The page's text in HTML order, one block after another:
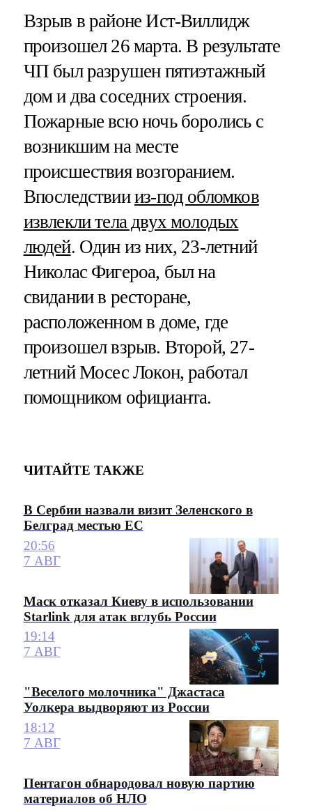
Взрыв в районе Ист-Виллидж
произошел 26 марта. В результате
ЧП был разрушен пятиэтажный
дом и два соседних строения.
Пожарные всю ночь боролись с
возникшим на месте
происшествия возгоранием.
Впоследствиииз-под обломков
извлекли тела двух молодых
людей. Один из них, 23-летний
Николас Фигероа, был на
свидании в ресторане,
расположенном в доме, где
произошел взрыв. Второй, 27-
летний Мосес Локон, работал
помощником официанта.
ЧИТАЙТЕ ТАКЖЕ
В Сербии назвали визит Зеленского в
Белград местью ЕС
20:56
7 АВГ
Маск отказал Киеву в использовании
Starlink для атак вглубь России
19:14
7 АВГ
"Веселого молочника" Джастаса
Уолкера выдворяют из России
18:12
7 АВГ
Пентагон обнародовал новую партию
материалов об НЛО